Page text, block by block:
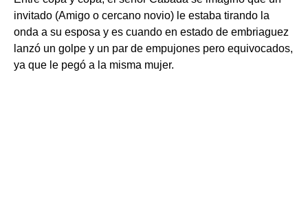
invitado (Amigo o cercano novio) le estaba tirando la
onda a su esposa y es cuando en estado de embriaguez
lanzó un golpe y un par de empujones pero equivocados,
ya que le pegó a la misma mujer.